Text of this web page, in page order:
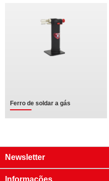
Ferro de soldar a gás
Newsletter
Informações